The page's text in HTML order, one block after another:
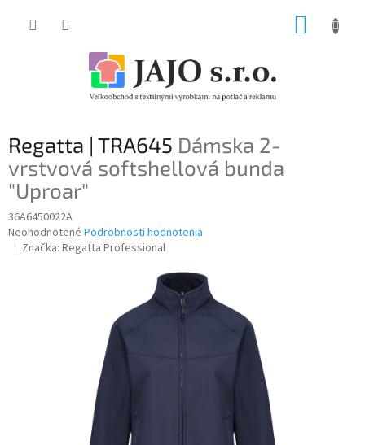
Regatta | TRA645 Dámska 2-
vrstvová softshellová bunda
"Uproar"
36A6450022A
Priemerné
hodnotenie
Neohodnotené Podrobnosti hodnotenia
Značka: Regatta Professional